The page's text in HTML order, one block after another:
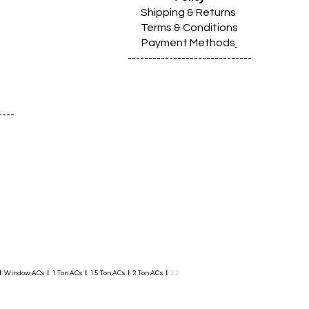
Shipping & Returns
Terms & Conditions
Payment Methods
------------------------------
Window ACs 1 Ton ACs 1.5 Ton ACs 2 Ton ACs
2.2